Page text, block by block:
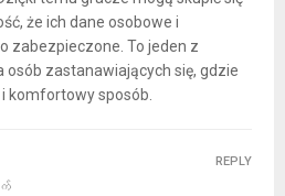
że ich dane osobowe i
zabezpieczone. To jeden z
zastanawiających się, gdzie
komfortowy sposób.
က်
REPLY